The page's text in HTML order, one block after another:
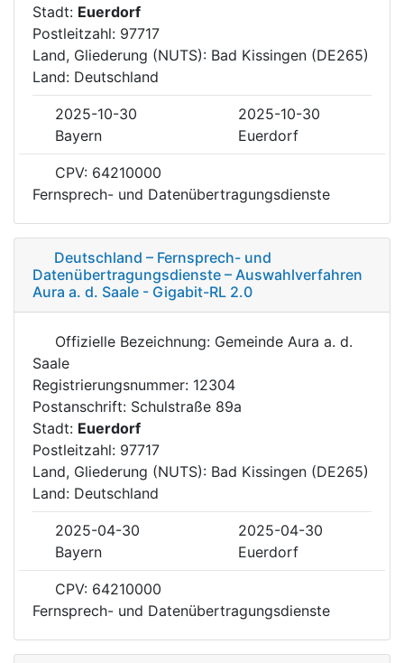
Stadt: Euerdorf
Postleitzahl: 97717
Land, Gliederung (NUTS): Bad Kissingen (DE265)
Land: Deutschland
2025-10-30
2025-10-30
Bayern
Euerdorf
CPV: 64210000
Fernsprech- und Datenübertragungsdienste
Deutschland – Fernsprech- und
Datenübertragungsdienste – Auswahlverfahren
Aura a. d. Saale - Gigabit-RL 2.0
Offizielle Bezeichnung: Gemeinde Aura a. d.
Saale
Registrierungsnummer: 12304
Postanschrift: Schulstraße 89a
Stadt: Euerdorf
Postleitzahl: 97717
Land, Gliederung (NUTS): Bad Kissingen (DE265)
Land: Deutschland
2025-04-30
2025-04-30
Bayern
Euerdorf
CPV: 64210000
Fernsprech- und Datenübertragungsdienste